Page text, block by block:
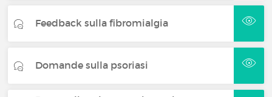
Feedback sulla fibromialgia
Domande sulla psoriasi